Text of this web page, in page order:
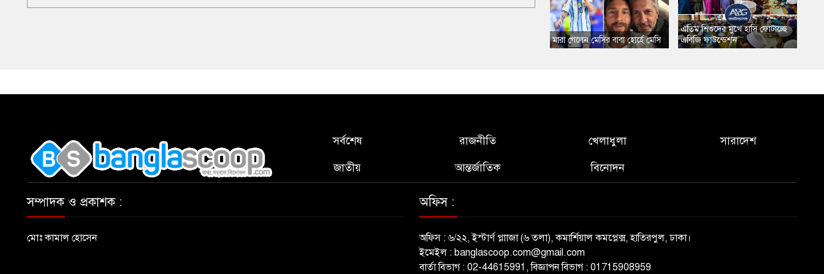
মারা গেলেন মেসির বাবা হোর্হে মেসি
এতিম শিশুদের মুখে হাসি ফোটাচ্ছে
এবিজি ফাউন্ডেশন
সর্বশেষ
জাতীয়
রাজনীতি
আন্তর্জাতিক
খেলাধুলা
বিনোদন
সারাদেশ
সম্পাদক ও প্রকাশক :
মোঃ কামাল হোসেন
অফিস :
অফিস : ৬/২২, ইস্টার্ণ প্লাাজা (৬ তলা), কমার্শিয়াল কমপ্লেক্স, হাতিরপুল, ঢাকা।
ইমেইল : banglascoop.com@gmail.com
বার্তা বিভাগ : 02-44615991, বিজ্ঞাপন বিভাগ : 01715908959